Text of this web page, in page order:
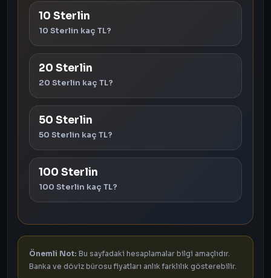
10 Sterlin
10 Sterlin kaç TL?
20 Sterlin
20 Sterlin kaç TL?
50 Sterlin
50 Sterlin kaç TL?
100 Sterlin
100 Sterlin kaç TL?
Önemli Not: Bu sayfadaki hesaplamalar bilgi amaçlıdır.
Banka ve döviz bürosu fiyatları anlık farklılık gösterebilir.